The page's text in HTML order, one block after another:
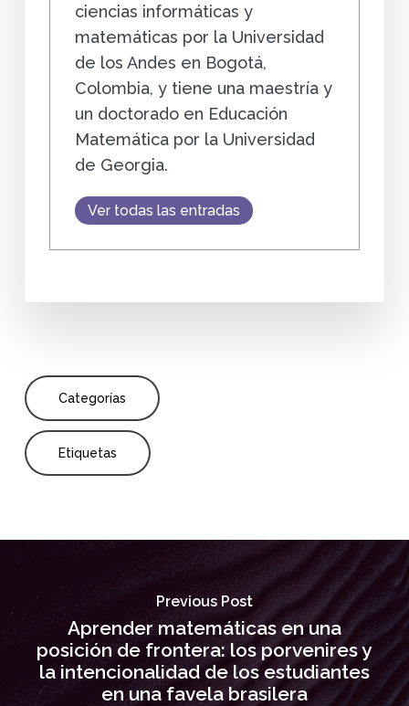
ciencias informáticas y
matemáticas por la Universidad
de los Andes en Bogotá,
Colombia, y tiene una maestría y
un doctorado en Educación
Matemática por la Universidad
de Georgia.
Ver todas las entradas
Categorías
Etiquetas
Previous Post
Aprender matemáticas en una
posición de frontera: los porvenires y
la intencionalidad de los estudiantes
en una favela brasilera